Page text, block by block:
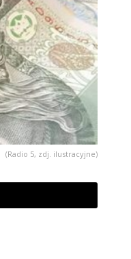
(Radio 5, zdj. ilustracyjne)